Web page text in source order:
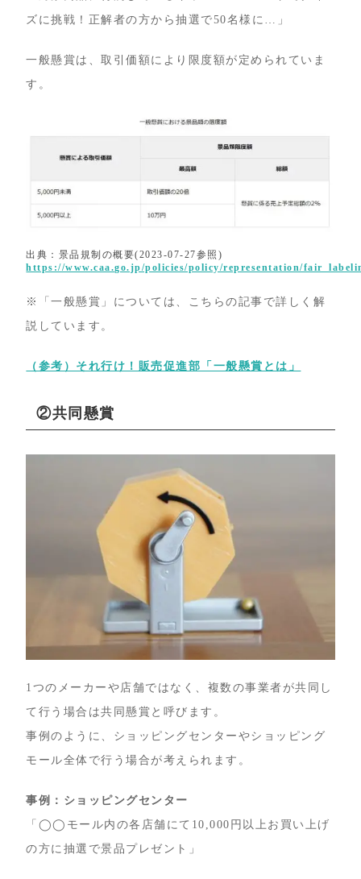
ズに挑戦！正解者の方から抽選で50名様に…」
一般懸賞は、取引価額により限度額が定められていま
す。
出典：景品規制の概要(2023-07-27参照)
https://www.caa.go.jp/policies/policy/representation/
※「一般懸賞」については、こちらの記事で詳しく解
説しています。
（参考）それ行け！販売促進部「一般懸賞とは」
②共同懸賞
1つのメーカーや店舗ではなく、複数の事業者が共同し
て行う場合は共同懸賞と呼びます。
事例のように、ショッピングセンターやショッピング
モール全体で行う場合が考えられます。
事例：ショッピングセンター
「◯◯モール内の各店舗にて10,000円以上お買い上げ
の方に抽選で景品プレゼント」